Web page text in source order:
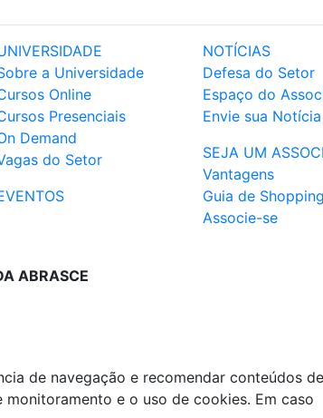
a Universidade
Online
Presenciais
Demand
do Setor
NOTÍCIAS
Defesa do Setor
Espaço do
Envie sua Notícia
SEJA UM
Vantagens
Guia de
Associe-se
ABRASCE
de navegação e recomendar conteúdos de
e o uso de cookies. Em caso